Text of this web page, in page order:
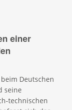
einer
Deutschen
seine
technischen